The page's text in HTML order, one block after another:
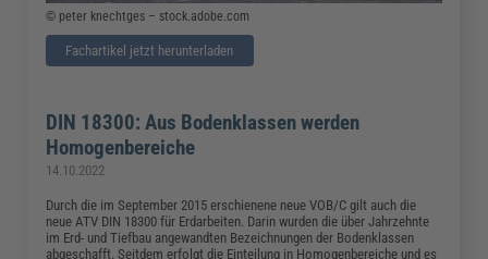
© peter knechtges – stock.adobe.com
Fachartikel jetzt herunterladen
DIN 18300: Aus Bodenklassen werden
Homogenbereiche
14.10.2022
Durch die im September 2015 erschienene neue VOB/C gilt auch die
neue ATV DIN 18300 für Erdarbeiten. Darin wurden die über Jahrzehnte
im Erd- und Tiefbau angewandten Bezeichnungen der Bodenklassen
abgeschafft. Seitdem erfolgt die Einteilung in Homogenbereiche und es